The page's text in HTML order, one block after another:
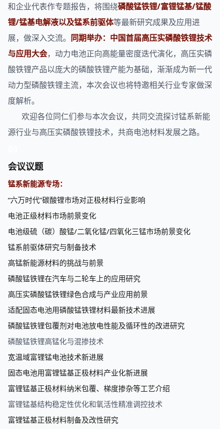
和企业代表作专题报告，将围绕磷酸锰铁锂/富锂锰基/锰酸
锂/锰基电解液以及锰系前驱体等最新研究成果及应用进
展，做深入交流。 同期举办：中国首届高压实磷酸铁锂技术
与应用大会，动力电池正向高能量密度迭代演化，高压实磷
酸铁锂产品以庞大的磷酸铁锂产能为基础，渐渐成为新一代
动力型磷酸铁锂主流，本次会议也将特邀相关行业专家做深
度解析。
欢迎各位同仁们参与本次会议，共同交流探讨锰系新能
源行业与高压实磷酸铁锂技术，共商电池材料发展之路。
会议议题
锰系新能源专场：
“六万时代”碳酸锂市场对正极材料行业影响
电池正级材料市场前景变化
电池级硫 （碳）酸锰/二氧化锰/四氧化三锰市场前景变化
锰系前驱体研究与制备技术
高锰新能源材料的挑战与前景
磷酸锰铁锂在汽车与二轮车上的应用研究
高压实磷酸锰铁锂绿色合成与产业应用前景
适配固态电池用磷酸锰铁锂材料最新技术进展
磷酸锰铁锂包覆剂对电池放电性能及循环性的改进研究
磷酸锰铁锂高锰化与混掺技术
宽温域富锂锰电池技术新进展
固态电池用富锂锰基正极材料产业化新进展
富锂锰基正极材料纳米包覆、梯度掺杂等工艺介绍
富锂锰基结构稳定性优化和氧活性精准调控技术
富锂锰基正极材料制备及改性研究